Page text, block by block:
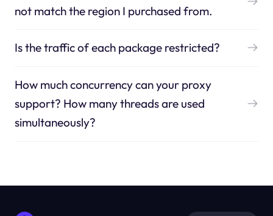
not match the region I purchased from.
Is the traffic of each package restricted?
How much concurrency can your proxy
support? How many threads are used
simultaneously?